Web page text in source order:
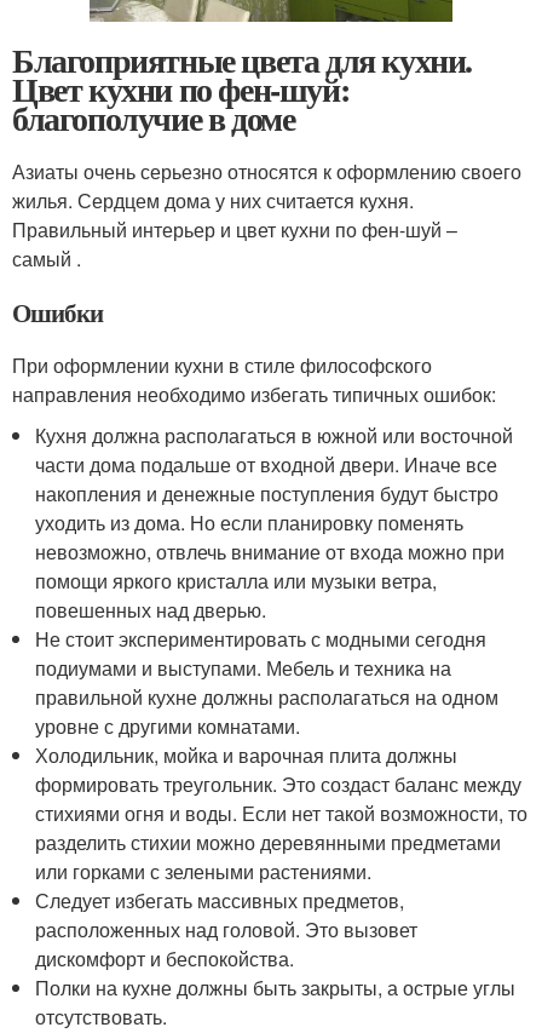
Благоприятные цвета для кухни.
Цвет кухни по фен-шуй:
благополучие в доме
Азиаты очень серьезно относятся к оформлению своего
жилья. Сердцем дома у них считается кухня.
Правильный интерьер и цвет кухни по фен-шуй –
самый .
Ошибки
При оформлении кухни в стиле философского
направления необходимо избегать типичных ошибок:
Кухня должна располагаться в южной или восточной
части дома подальше от входной двери. Иначе все
накопления и денежные поступления будут быстро
уходить из дома. Но если планировку поменять
невозможно, отвлечь внимание от входа можно при
помощи яркого кристалла или музыки ветра,
повешенных над дверью.
Не стоит экспериментировать с модными сегодня
подиумами и выступами. Мебель и техника на
правильной кухне должны располагаться на одном
уровне с другими комнатами.
Холодильник, мойка и варочная плита должны
формировать треугольник. Это создаст баланс между
стихиями огня и воды. Если нет такой возможности, то
разделить стихии можно деревянными предметами
или горками с зелеными растениями.
Следует избегать массивных предметов,
расположенных над головой. Это вызовет
дискомфорт и беспокойства.
Полки на кухне должны быть закрыты, а острые углы
отсутствовать.